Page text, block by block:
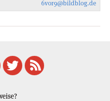
6vor9@bildblog.de